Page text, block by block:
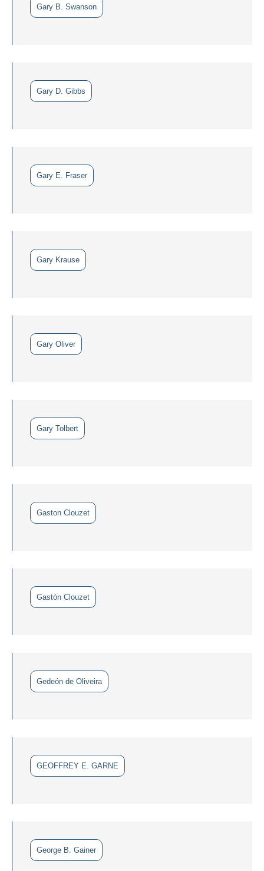
Gary B. Swanson
Gary D. Gibbs
Gary E. Fraser
Gary Krause
Gary Oliver
Gary Tolbert
Gaston Clouzet
Gastón Clouzet
Gedeón de Oliveira
GEOFFREY E. GARNE
George B. Gainer